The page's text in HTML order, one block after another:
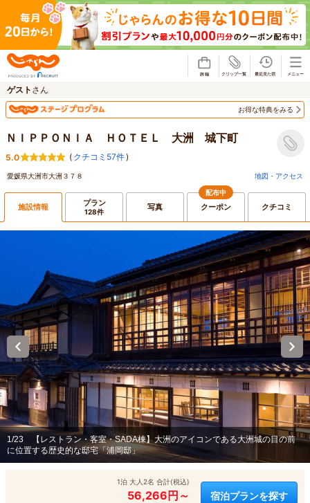
ゲスト さん
お得な特典をみる
ＮＩＰＰＯＮＩＡ ＨＯＴＥＬ 大洲 城下町
5.0 ( クチコミ57件)
愛媛県大洲市大洲３７８ 地図・アクセス
施設情報 プラン
128件 写真
配布中
クーポン クチコミ
1/23
【レストラン・客室・SADA棟】大洲のアイコンである大洲城の目の前
に位置する歴史的な邸宅「浦岡邸」
1泊 大人2名 合計(税込)
56,266円～ 宿泊プランを探す